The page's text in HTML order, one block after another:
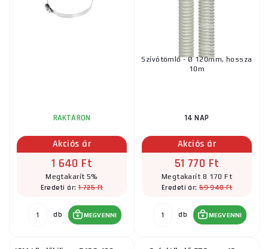
RAKTÁRON
Akciós ár
1 640 Ft
Megtakarít 5%
Eredeti ár:1 725 Ft
db MEGVENNI
Szívótömlő - Ø 120mm, hossza
10m
14 NAP
Akciós ár
51 770 Ft
Megtakarít 8 170 Ft
Eredeti ár:59 940 Ft
db MEGVENNI